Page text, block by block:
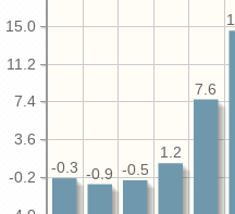
-0.2
3.6
7.4
11.2
15.0
7.6
1.2
-0.5
-0.9
-0.3